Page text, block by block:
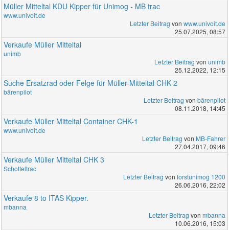
Müller Mitteltal KDU Kipper für Unimog - MB trac
www.univoit.de
Letzter Beitrag von www.univoit.de
25.07.2025, 08:57
Verkaufe Müller Mitteltal
unimb
Letzter Beitrag von unimb
25.12.2022, 12:15
Suche Ersatzrad oder Felge für Müller-Mitteltal CHK 2
bärenpilot
Letzter Beitrag von bärenpilot
08.11.2018, 14:45
Verkaufe Müller Mitteltal Container CHK-1
www.univoit.de
Letzter Beitrag von MB-Fahrer
27.04.2017, 09:46
Verkaufe Müller Mitteltal CHK 3
Schotteltrac
Letzter Beitrag von forstunimog 1200
26.06.2016, 22:02
Verkaufe 8 to ITAS Kipper.
mbanna
Letzter Beitrag von mbanna
10.06.2016, 15:03